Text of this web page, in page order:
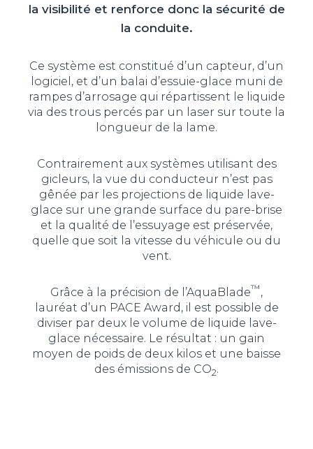
la visibilité et renforce donc la sécurité de
la conduite.
Ce système est constitué d’un capteur, d’un
logiciel, et d’un balai d’essuie-glace muni de
rampes d’arrosage qui répartissent le liquide
via des trous percés par un laser sur toute la
longueur de la lame.
Contrairement aux systèmes utilisant des
gicleurs, la vue du conducteur n’est pas
gênée par les projections de liquide lave-
glace sur une grande surface du pare-brise
et la qualité de l’essuyage est préservée,
quelle que soit la vitesse du véhicule ou du
vent.
Grâce à la précision de l’AquaBlade™,
lauréat d’un PACE Award, il est possible de
diviser par deux le volume de liquide lave-
glace nécessaire. Le résultat : un gain
moyen de poids de deux kilos et une baisse
des émissions de CO2.